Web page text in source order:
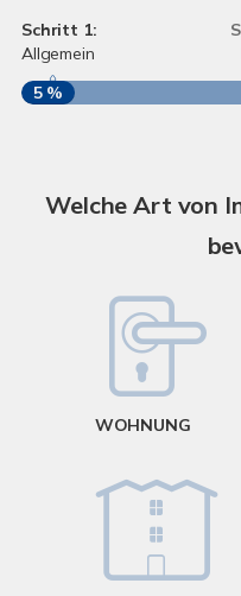
Schritt 1:
Allgemein
5 %
Welche Art von
WOHNUNG